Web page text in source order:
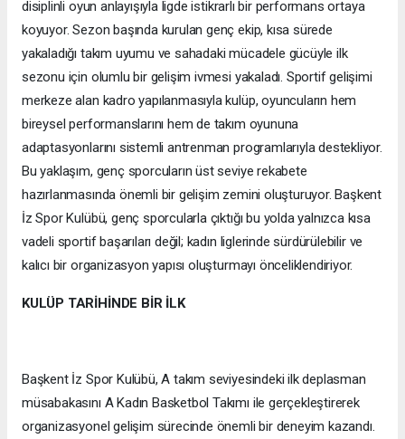
disiplinli oyun anlayışıyla ligde istikrarlı bir performans ortaya
koyuyor. Sezon başında kurulan genç ekip, kısa sürede
yakaladığı takım uyumu ve sahadaki mücadele gücüyle ilk
sezonu için olumlu bir gelişim ivmesi yakaladı. Sportif gelişimi
merkeze alan kadro yapılanmasıyla kulüp, oyuncuların hem
bireysel performanslarını hem de takım oyununa
adaptasyonlarını sistemli antrenman programlarıyla destekliyor.
Bu yaklaşım, genç sporcuların üst seviye rekabete
hazırlanmasında önemli bir gelişim zemini oluşturuyor. Başkent
İz Spor Kulübü, genç sporcularla çıktığı bu yolda yalnızca kısa
vadeli sportif başarıları değil; kadın liglerinde sürdürülebilir ve
kalıcı bir organizasyon yapısı oluşturmayı önceliklendiriyor.
KULÜP TARİHİNDE BİR İLK
Başkent İz Spor Kulübü, A takım seviyesindeki ilk deplasman
müsabakasını A Kadın Basketbol Takımı ile gerçekleştirerek
organizasyonel gelişim sürecinde önemli bir deneyim kazandı.